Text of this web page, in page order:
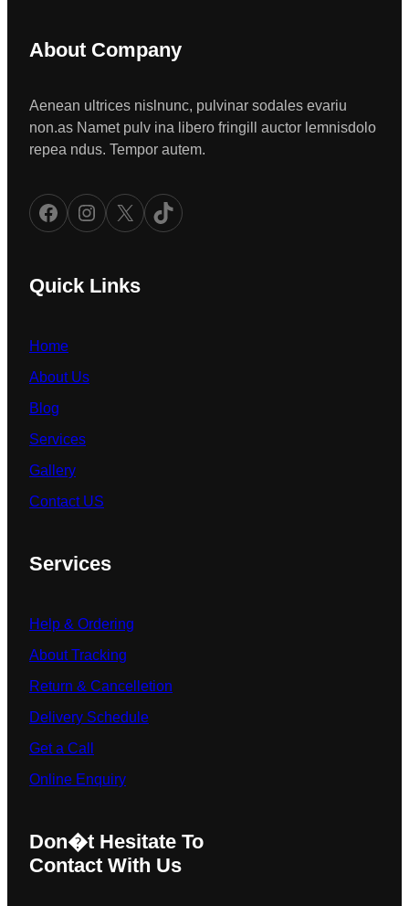
About Company
Aenean ultrices nislnunc, pulvinar sodales evariu
non.as Namet pulv ina libero fringill auctor lemnisdolo
repea ndus. Tempor autem.
Facebook Instagram X TikTok
Quick Links
Home
About Us
Blog
Services
Gallery
Contact US
Services
Help & Ordering
About Tracking
Return & Cancelletion
Delivery Schedule
Get a Call
Online Enquiry
Don�t Hesitate To
Contact With Us